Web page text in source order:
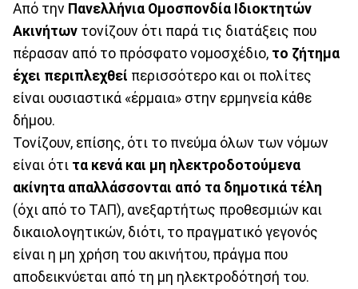
Από την Πανελλήνια Ομοσπονδία Ιδιοκτητών
Ακινήτων τονίζουν ότι παρά τις διατάξεις που
πέρασαν από το πρόσφατο νομοσχέδιο, το ζήτημα
έχει περιπλεχθεί περισσότερο και οι πολίτες
είναι ουσιαστικά «έρμαια» στην ερμηνεία κάθε
δήμου.
Τονίζουν, επίσης, ότι το πνεύμα όλων των νόμων
είναι ότι τα κενά και μη ηλεκτροδοτούμενα
ακίνητα απαλλάσσονται από τα δημοτικά τέλη
(όχι από το ΤΑΠ), ανεξαρτήτως προθεσμιών και
δικαιολογητικών, διότι, το πραγματικό γεγονός
είναι η μη χρήση του ακινήτου, πράγμα που
αποδεικνύεται από τη μη ηλεκτροδότησή του.